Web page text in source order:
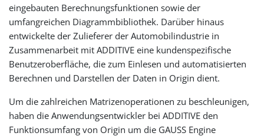
eingebauten Berechnungsfunktionen sowie der
umfangreichen Diagrammbibliothek. Darüber hinaus
entwickelte der Zulieferer der Automobilindustrie in
Zusammenarbeit mit ADDITIVE eine kundenspezifische
Benutzeroberfläche, die zum Einlesen und automatisierten
Berechnen und Darstellen der Daten in Origin dient.
Um die zahlreichen Matrizenoperationen zu beschleunigen,
haben die Anwendungsentwickler bei ADDITIVE den
Funktionsumfang von Origin um die GAUSS Engine